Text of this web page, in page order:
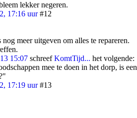
lekker negeren.
17:16 uur #12
meer uitgeven om alles te repareren.
15:07 schreefKomtTijd... het volgende:
mee te doen in het dorp, is een
17:19 uur #13